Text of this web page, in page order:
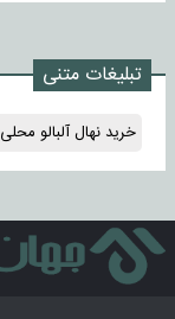
تبلیغات متنی
خرید نهال آلبالو محلی